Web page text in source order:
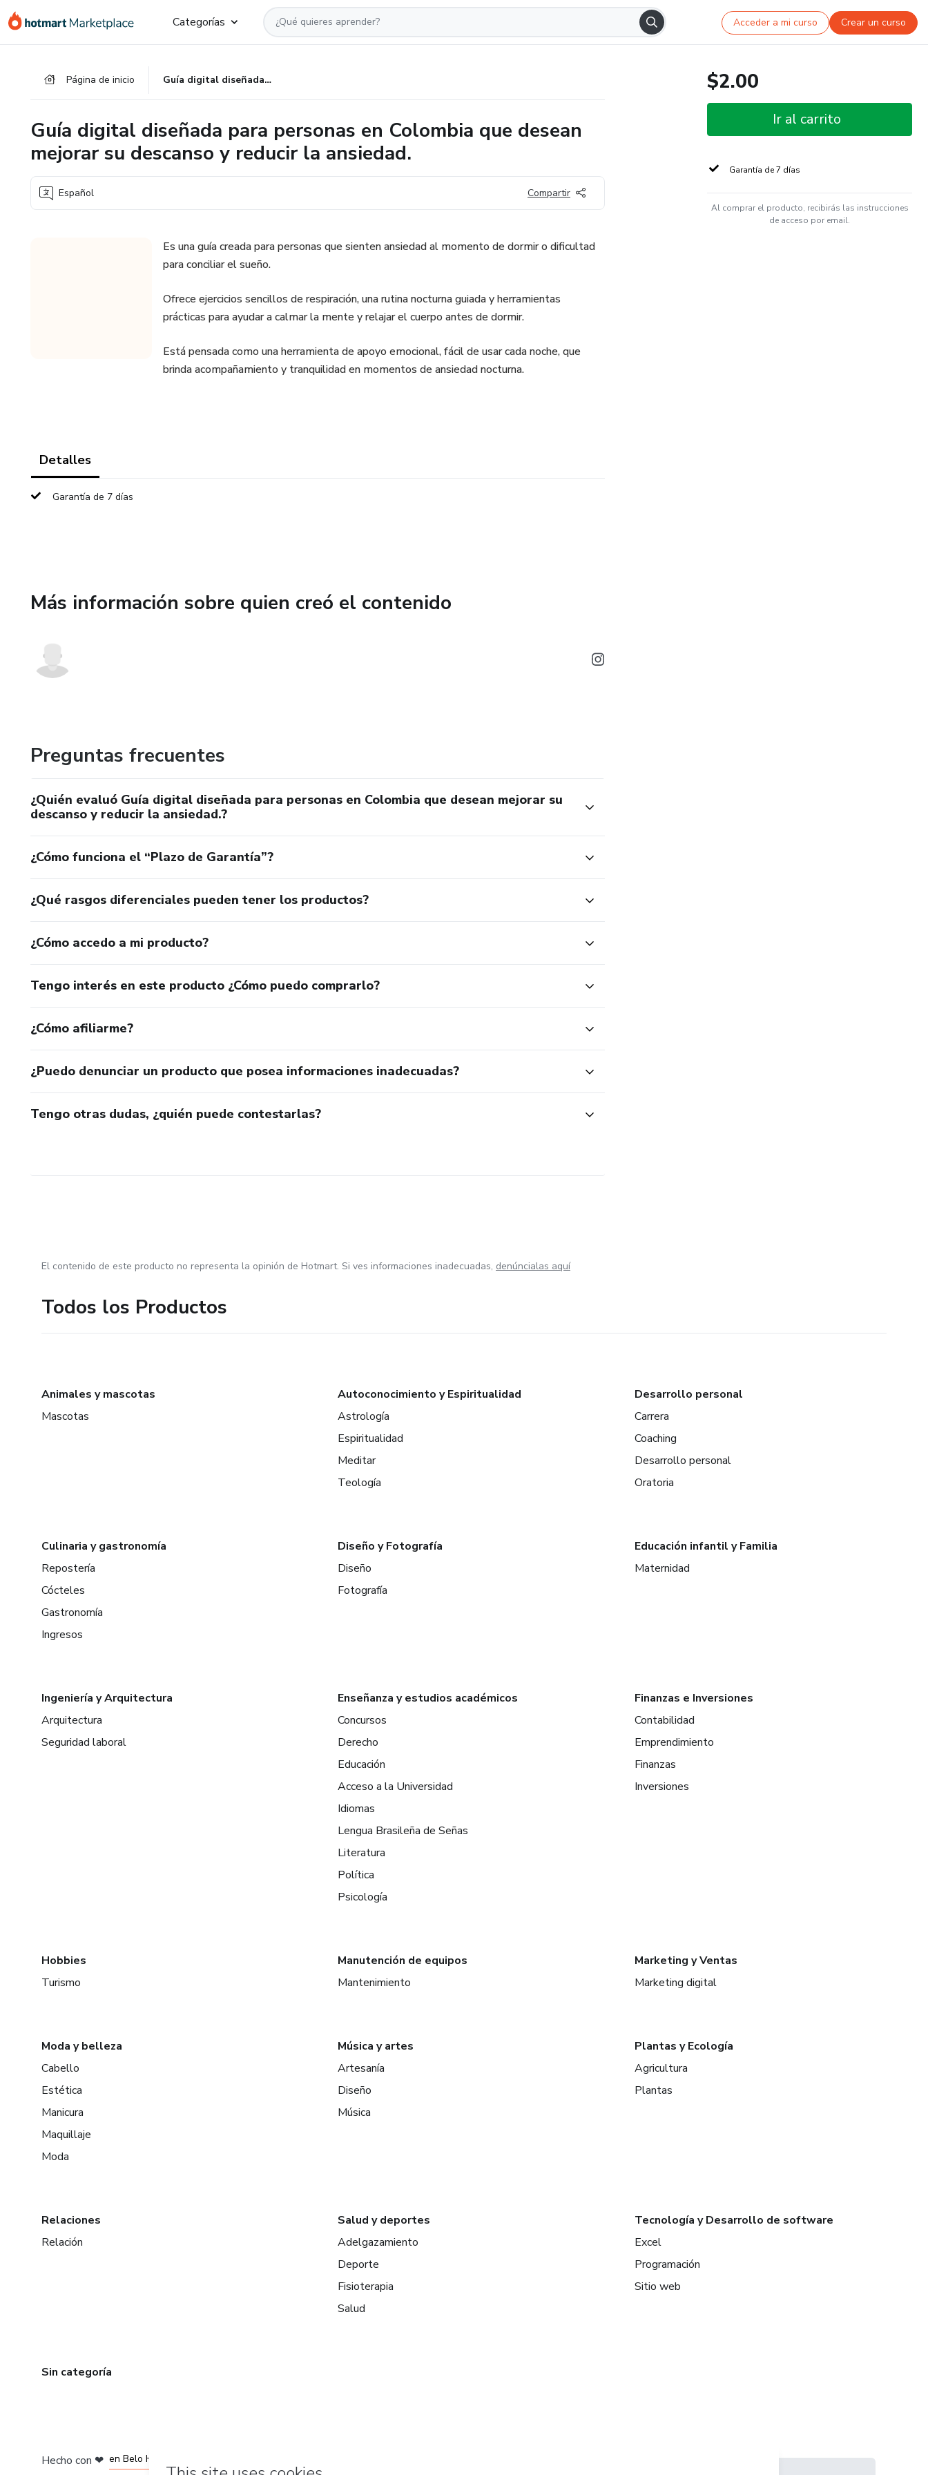
Categorías Acceder a mi curso Crear un curso
Página de inicio Guía digital diseñada para personas en Colombia que desean mejorar su descanso y reducir la ansiedad.
Guía digital diseñada para personas en Colombia que desean
mejorar su descanso y reducir la ansiedad.
Español Compartir
Es una guía creada para personas que sienten ansiedad al momento de dormir o dificultad
para conciliar el sueño.
Ofrece ejercicios sencillos de respiración, una rutina nocturna guiada y herramientas
prácticas para ayudar a calmar la mente y relajar el cuerpo antes de dormir.
Está pensada como una herramienta de apoyo emocional, fácil de usar cada noche, que
brinda acompañamiento y tranquilidad en momentos de ansiedad nocturna.
Detalles
Garantía de 7 días
Más información sobre quien creó el contenido
Preguntas frecuentes
¿Quién evaluó Guía digital diseñada para personas en Colombia que desean mejorar su
descanso y reducir la ansiedad.?
¿Cómo funciona el “Plazo de Garantía”?
¿Qué rasgos diferenciales pueden tener los productos?
¿Cómo accedo a mi producto?
Tengo interés en este producto ¿Cómo puedo comprarlo?
¿Cómo afiliarme?
¿Puedo denunciar un producto que posea informaciones inadecuadas?
Tengo otras dudas, ¿quién puede contestarlas?
$2.00
Ir al carrito
Garantía de 7 días
Al comprar el producto, recibirás las instrucciones
de acceso por email.
El contenido de este producto no representa la opinión de Hotmart. Si ves informaciones inadecuadas, denúncialas aquí
Todos los Productos
Animales y mascotas
Mascotas
Autoconocimiento y Espiritualidad
Astrología
Espiritualidad
Meditar
Teología
Desarrollo personal
Carrera
Coaching
Desarrollo personal
Oratoria
Culinaria y gastronomía
Repostería
Cócteles
Gastronomía
Ingresos
Diseño y Fotografía
Diseño
Fotografía
Educación infantil y Familia
Maternidad
Ingeniería y Arquitectura
Arquitectura
Seguridad laboral
Enseñanza y estudios académicos
Concursos
Derecho
Educación
Acceso a la Universidad
Idiomas
Lengua Brasileña de Señas
Literatura
Política
Psicología
Finanzas e Inversiones
Contabilidad
Emprendimiento
Finanzas
Inversiones
Hobbies
Turismo
Manutención de equipos
Mantenimiento
Marketing y Ventas
Marketing digital
Moda y belleza
Cabello
Estética
Manicura
Maquillaje
Moda
Música y artes
Artesanía
Diseño
Música
Plantas y Ecología
Agricultura
Plantas
Relaciones
Relación
Salud y deportes
Adelgazamiento
Deporte
Fisioterapia
Salud
Tecnología y Desarrollo de software
Excel
Programación
Sitio web
Sin categoría
Hecho con ❤ en Belo Horizonte